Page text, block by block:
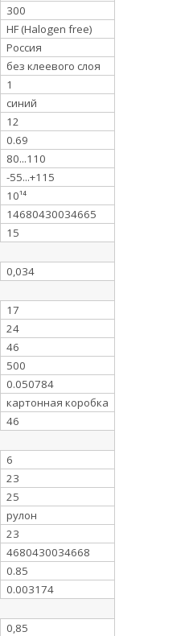
300
HF (Halogen free)
Россия
без клеевого слоя
1
синий
12
0.69
80...110
-55...+115
10¹⁴
14680430034665
15
0,034
17
24
46
500
0.050784
картонная коробка
46
6
23
25
рулон
23
4680430034668
0.85
0.003174
0,85